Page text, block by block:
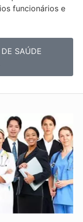
funcionários e
SAÚDE